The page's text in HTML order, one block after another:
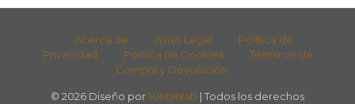
Acerca de Aviso Legal
Política de
Privacidad
Política de Cookies
Términos de
Compra y Devolución
© 2026 Diseño por Webinlab | Todos los derechos